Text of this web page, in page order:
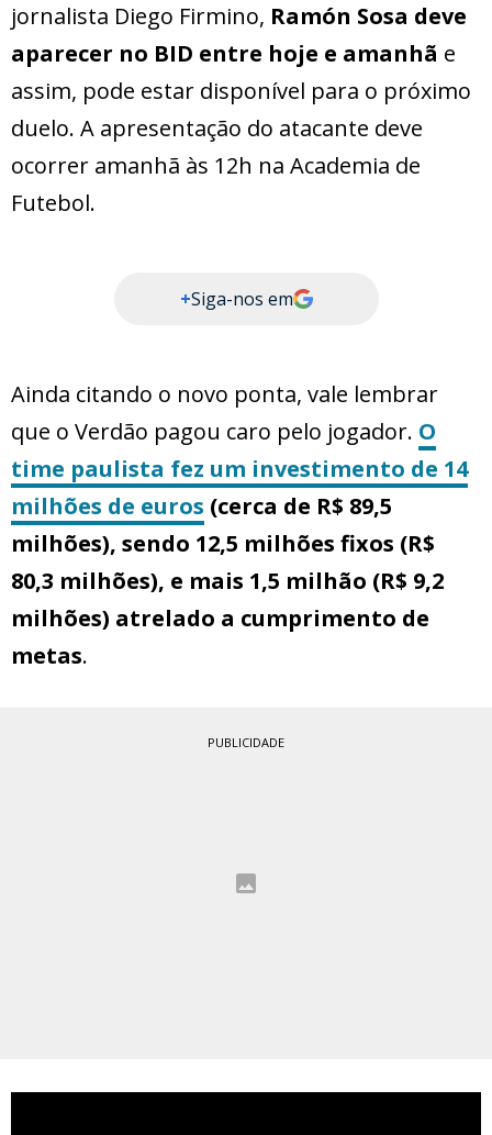
jornalista Diego Firmino, Ramón Sosa deve
aparecer no BID entre hoje e amanhã e
assim, pode estar disponível para o próximo
duelo. A apresentação do atacante deve
ocorrer amanhã às 12h na Academia de
Futebol.
+Siga-nos em
Ainda citando o novo ponta, vale lembrar
que o Verdão pagou caro pelo jogador. O
time paulista fez um investimento de 14
milhões de euros (cerca de R$ 89,5
milhões), sendo 12,5 milhões fixos (R$
80,3 milhões), e mais 1,5 milhão (R$ 9,2
milhões) atrelado a cumprimento de
metas.
PUBLICIDADE